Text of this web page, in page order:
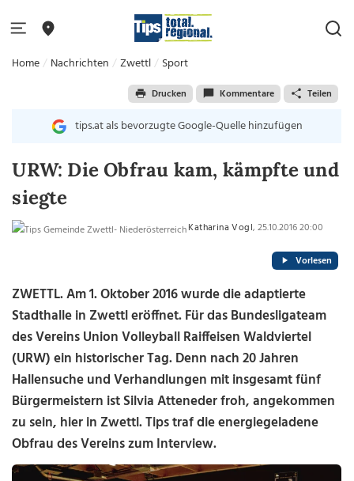
Home Nachrichten Zwettl Sport
Drucken Kommentare Teilen
tips.at als bevorzugte Google-Quelle hinzufügen
URW: Die Obfrau kam, kämpfte und
siegte
Katharina Vogl, 25.10.2016 20:00
Vorlesen
ZWETTL. Am 1. Oktober 2016 wurde die adaptierte
Stadthalle in Zwettl eröffnet. Für das Bundesligateam
des Vereins Union Volleyball Raiffeisen Waldviertel
(URW) ein historischer Tag. Denn nach 20 Jahren
Hallensuche und Verhandlungen mit insgesamt fünf
Bürgermeistern ist Silvia Atteneder froh, angekommen
zu sein, hier in Zwettl. Tips traf die energiegeladene
Obfrau des Vereins zum Interview.